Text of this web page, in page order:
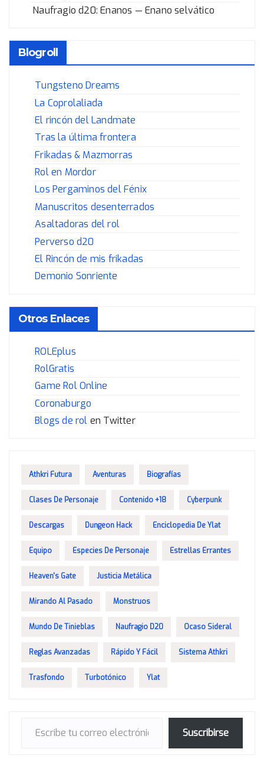
Naufragio d20: Enanos — Enano selvático
Blogroll
Tungsteno Dreams
La Coprolaliada
El rincón del Landmate
Tras la última frontera
Frikadas & Mazmorras
Rol en Mordor
Los Pergaminos del Fénix
Manuscritos desenterrados
Asaltadoras del rol
Perverso d20
El Rincón de mis frikadas
Demonio Sonriente
Otros Enlaces
ROLEplus
RolGratis
Game Rol Online
Coronaburgo
Blogs de rol en Twitter
Athkri Futura Aventuras Biografías
Clases De Personaje Contenido +18 Cyberpunk
Descargas Dungeon Hack Enciclopedia De Ylat
Equipo Especies De Personaje Estrellas Errantes
Heaven's Gate Justicia Metálica
Mirando Al Pasado Monstruos
Mundo De Tinieblas Naufragio D20 Ocaso Sideral
Reglas Avanzadas Rápido Y Fácil Sistema Athkri
Trasfondo Turbotónico Ylat
Suscribirse